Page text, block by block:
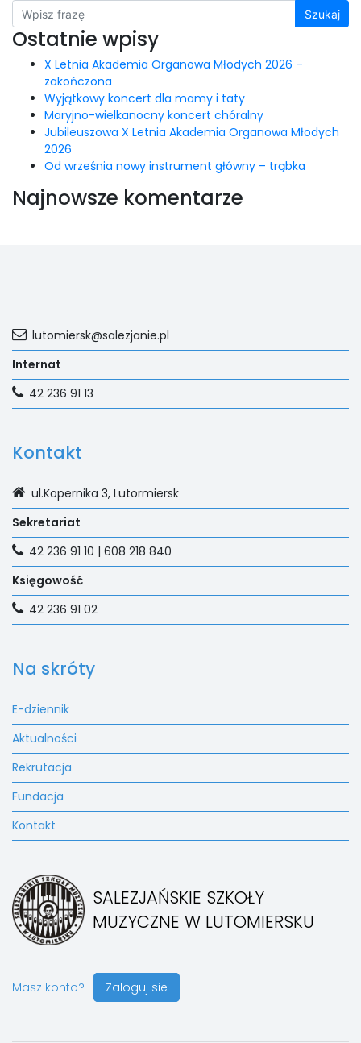
Szukaj
Ostatnie wpisy
X Letnia Akademia Organowa Młodych 2026 –
zakończona
Wyjątkowy koncert dla mamy i taty
Maryjno-wielkanocny koncert chóralny
Jubileuszowa X Letnia Akademia Organowa Młodych
2026
Od września nowy instrument główny – trąbka
Najnowsze komentarze
SALEZJAŃSKIE SZKOŁY
MUZYCZNE W LUTOMIERSKU
Masz konto? Zaloguj sie
Na skróty
E-dziennik
Aktualności
Rekrutacja
Fundacja
Kontakt
Kontakt
ul.Kopernika 3, Lutormiersk
Sekretariat
42 236 91 10 | 608 218 840
Księgowość
42 236 91 02
lutomiersk@salezjanie.pl
Internat
42 236 91 13